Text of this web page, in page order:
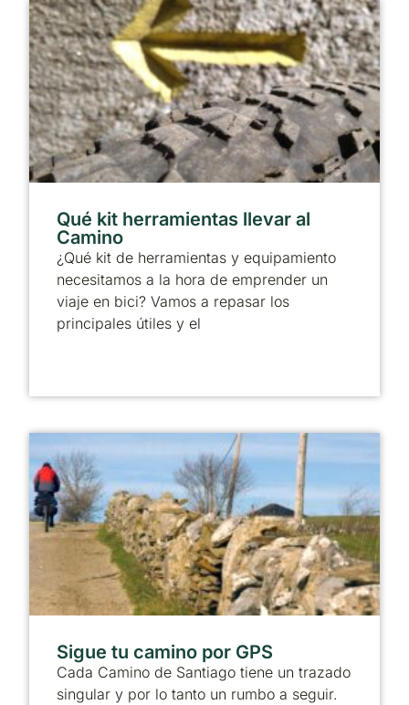
Qué kit herramientas llevar al
Camino
¿Qué kit de herramientas y equipamiento
necesitamos a la hora de emprender un
viaje en bici? Vamos a repasar los
principales útiles y el
Sigue tu camino por GPS
Cada Camino de Santiago tiene un trazado
singular y por lo tanto un rumbo a seguir.